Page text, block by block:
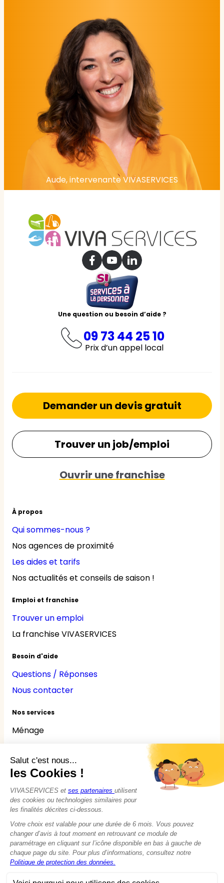
Aude, intervenante VIVASERVICES
Une question ou besoin d’aide ?
09 73 44 25 10
Prix d’un appel local
À propos
Qui sommes-nous ?
Nos agences de proximité
Les aides et tarifs
Nos actualités et conseils de saison !
Emploi et franchise
Trouver un emploi
La franchise VIVASERVICES
Besoin d'aide
Questions / Réponses
Nous contacter
Nos services
Ménage
Jardinage
Bricolage
Nounou
Seniors
Handicaps
Demander un devis gratuit
Trouver un job/emploi
Ouvrir une franchise
© 2015 - 2026VIVASERVICES
Modifier vos préférences en matière de cookies